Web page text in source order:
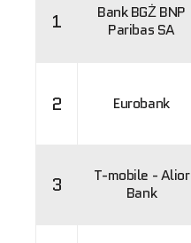
1
Bank BGŻ BNP
Paribas SA
2 Eurobank
3
T-mobile - Alior
Bank